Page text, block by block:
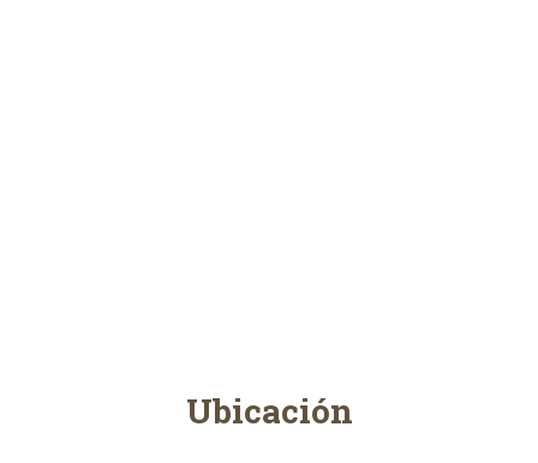
Ubicación